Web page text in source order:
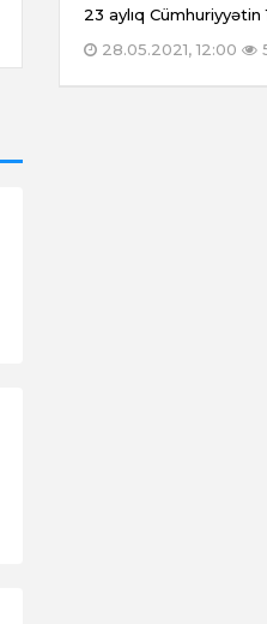
23 aylıq Cümhuriyyətin
28.05.2021, 12:00